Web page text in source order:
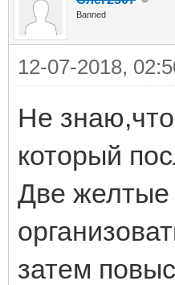
Banned
12-07-2018,
Не
который
Две желтые
затем